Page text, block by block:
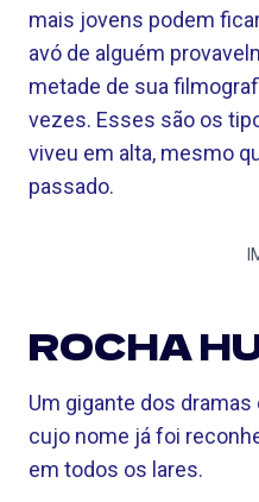
mais jovens podem
avó de alguém
metade de sua
vezes. Esses são os
viveu em alta, mesmo
passado.
ROCHA
Um gigante dos
cujo nome já foi
em todos os lares.